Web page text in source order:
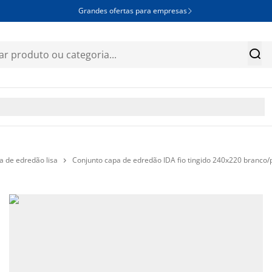
Grandes ofertas para empresas 

de edredão lisa  Conjunto capa de edredão IDA fio tingido 240x220 branco/